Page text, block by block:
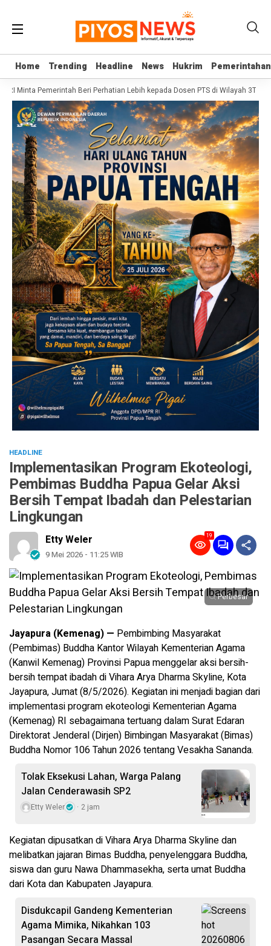
Home Trending Headline News Hukrim Pemerintahan
Home Trending Headline News Hukrim Pemerintahan
Minta Pemerintah Beri Perhatian Lebih kepada Dosen PTS di Wilayah 3T
HEADLINE
Implementasikan Program Ekoteologi,
Pembimas Buddha Papua Gelar Aksi
Bersih Tempat Ibadah dan Pelestarian
Lingkungan
Etty Weler
9 Mei 2026 - 11:25 WIB
19
Perbesar
Jayapura (Kemenag) — Pembimbing Masyarakat
(Pembimas) Buddha Kantor Wilayah Kementerian Agama
(Kanwil Kemenag) Provinsi Papua menggelar aksi bersih-
bersih tempat ibadah di Vihara Arya Dharma Skyline, Kota
Jayapura, Jumat (8/5/2026). Kegiatan ini menjadi bagian dari
implementasi program ekoteologi Kementerian Agama
(Kemenag) RI sebagaimana tertuang dalam Surat Edaran
Direktorat Jenderal (Dirjen) Bimbingan Masyarakat (Bimas)
Buddha Nomor 106 Tahun 2026 tentang Vesakha Sananda.
Tolak Eksekusi Lahan, Warga Palang
Jalan Cenderawasih SP2
Etty Weler 2 jam
Kegiatan dipusatkan di Vihara Arya Dharma Skyline dan
melibatkan jajaran Bimas Buddha, penyelenggara Buddha,
siswa dan guru Nawa Dhammasekha, serta umat Buddha
dari Kota dan Kabupaten Jayapura.
Disdukcapil Gandeng Kementerian
Agama Mimika, Nikahkan 103
Pasangan Secara Massal